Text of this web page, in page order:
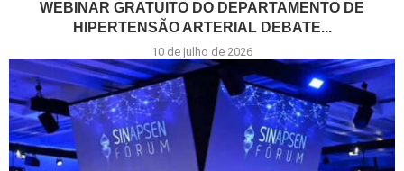
WEBINAR GRATUITO DO DEPARTAMENTO DE
HIPERTENSÃO ARTERIAL DEBATE...
10 de julho de 2026